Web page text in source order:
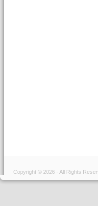
Copyright © 2026 - All Rights